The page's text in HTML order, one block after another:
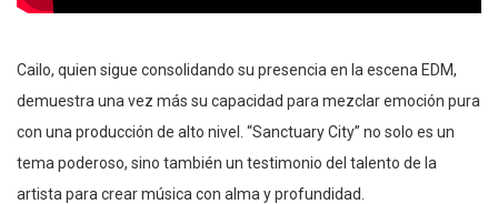
Cailo, quien sigue consolidando su presencia en la escena EDM,
demuestra una vez más su capacidad para mezclar emoción pura
con una producción de alto nivel. “Sanctuary City” no solo es un
tema poderoso, sino también un testimonio del talento de la
artista para crear música con alma y profundidad.